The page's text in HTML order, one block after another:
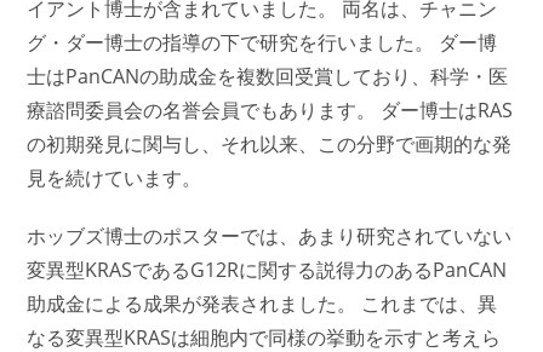
イアント博士が含まれていました。 両名は、チャニン
グ・ダー博士の指導の下で研究を行いました。 ダー博
士はPanCANの助成金を複数回受賞しており、科学・医
療諮問委員会の名誉会員でもあります。 ダー博士はRAS
の初期発見に関与し、それ以来、この分野で画期的な発
見を続けています。
ホッブズ博士のポスターでは、あまり研究されていない
変異型KRASであるG12Rに関する説得力のあるPanCAN
助成金による成果が発表されました。 これまでは、異
なる変異型KRASは細胞内で同様の挙動を示すと考えら